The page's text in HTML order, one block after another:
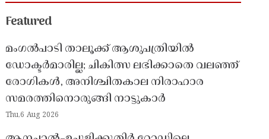
Featured
മംഗൽപാടി താലൂക്ക് ആശുപത്രിയിൽ
ഡോക്ടർമാരില്ല; ചികിത്സ ലഭിക്കാതെ വലഞ്ഞ്
രോഗികൾ, അനിശ്ചിതകാല നിരാഹാര
സമരത്തിനൊരുങ്ങി നാട്ടുകാർ
Thu,6 Aug 2026